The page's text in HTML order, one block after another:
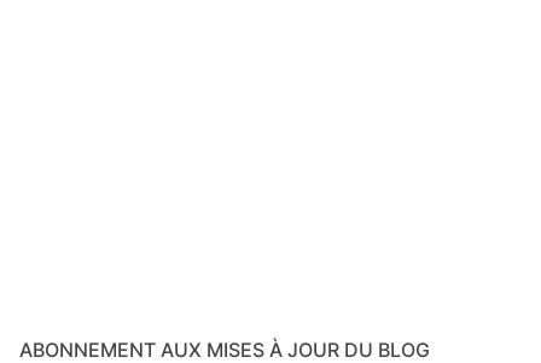
ABONNEMENT AUX MISES À JOUR DU BLOG